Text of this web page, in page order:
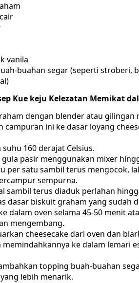
vanila
buahan segar (seperti stroberi,
Kue keju Kelezatan Memikat
dengan blender atau gilingan
campuran ini ke dasar loyang
160 derajat Celsius.
pasir menggunakan mixer
per satu sambil terus mengocok,
sempurna.
sambil terus diaduk perlahan
dasar biskuit graham yang sudah
dalam oven selama 45-50 menit
mengembang.
cheesecake dari oven dan
ke dalam lemari
topping buah-buahan
lebih menarik.